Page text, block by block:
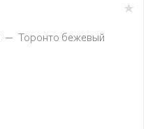
— Торонто бежевый